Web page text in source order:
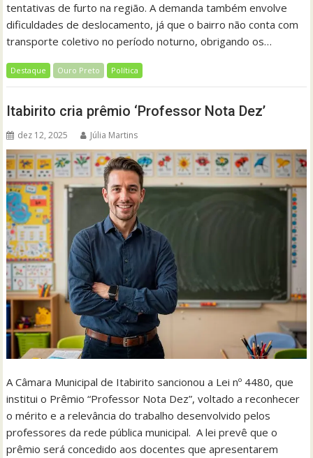
tentativas de furto na região. A demanda também envolve
dificuldades de deslocamento, já que o bairro não conta com
transporte coletivo no período noturno, obrigando os…
Destaque Ouro Preto Política
Itabirito cria prêmio ‘Professor Nota Dez’
dez 12, 2025 Júlia Martins
A Câmara Municipal de Itabirito sancionou a Lei nº 4480, que
institui o Prêmio “Professor Nota Dez”, voltado a reconhecer
o mérito e a relevância do trabalho desenvolvido pelos
professores da rede pública municipal. A lei prevê que o
prêmio será concedido aos docentes que apresentarem